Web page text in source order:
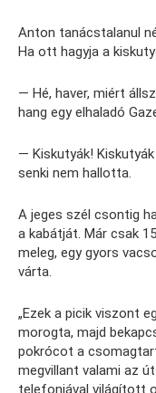
Anton tanácstalanul
Ha ott hagyja a
— Hé, haver, miért
hang egy elhaladó
— Kiskutyák!
senki nem hallotta.
A jeges szél csontig
a kabátját. Már csak
meleg, egy gyors
várta.
„Ezek a picik viszont
morogta, majd
pokrócot a
megvillant valami az
telefonjával világított